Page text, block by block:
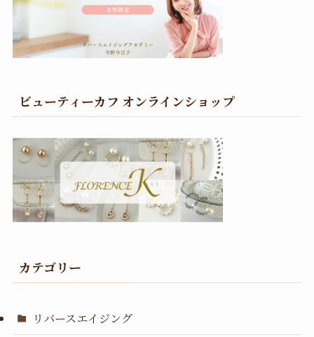
ビューティーカフ オンラインショップ
カテゴリー
リバースエイジング